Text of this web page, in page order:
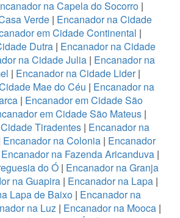
na Capela do Socorro |
Verde | Encanador na Cidade
em Cidade Continental |
Dutra | Encanador na Cidade
na Cidade Julia | Encanador na
| Encanador na Cidade Lider|
Mae do Céu | Encanador na
| Encanador em Cidade São
em Cidade São Mateus |
Tiradentes | Encanador na
Encanador na Colonia | Encanador
Encanador na Fazenda Aricanduva|
do Ó| Encanador na Granja
na Guapira| Encanador na Lapa|
Lapa de Baixo | Encanador na
na Luz | Encanador na Mooca |